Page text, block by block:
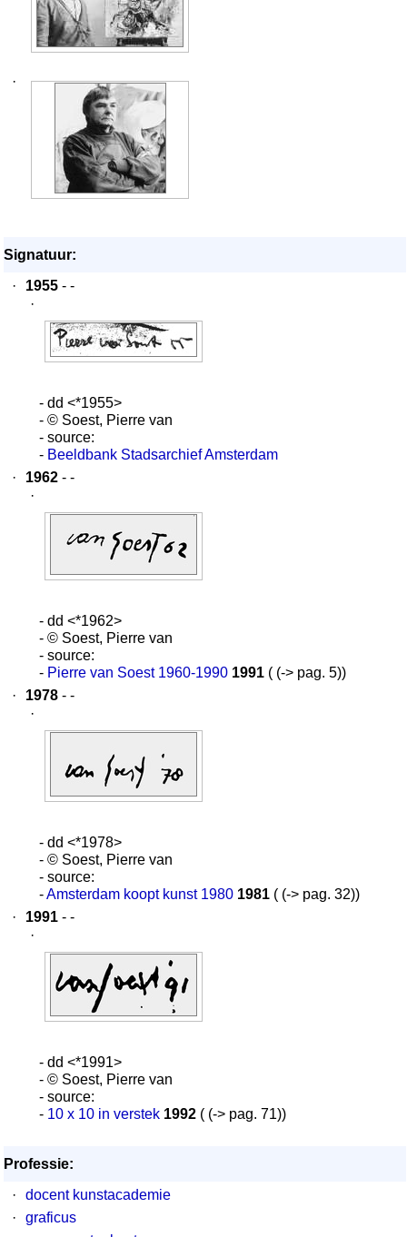
·
Signatuur:
·
1955 - -
·
- dd <*1955>
- © Soest, Pierre van
- source:
- Beeldbank Stadsarchief Amsterdam
·
1962 - -
·
- dd <*1962>
- © Soest, Pierre van
- source:
- Pierre van Soest 1960-1990 1991 ( (-> pag. 5))
·
1978 - -
·
- dd <*1978>
- © Soest, Pierre van
- source:
-Amsterdam koopt kunst 1980 1981 ( (-> pag. 32))
·
1991 - -
·
- dd <*1991>
- © Soest, Pierre van
- source:
- 10 x 10 in verstek 1992 ( (-> pag. 71))
Professie:
·
docent kunstacademie
·
graficus